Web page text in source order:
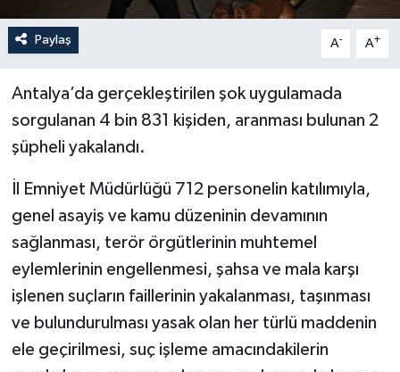
Paylaş A- A+
Antalya’da gerçekleştirilen şok uygulamada
sorgulanan 4 bin 831 kişiden, aranması bulunan 2
şüpheli yakalandı.
İl Emniyet Müdürlüğü 712 personelin katılımıyla,
genel asayiş ve kamu düzeninin devamının
sağlanması, terör örgütlerinin muhtemel
eylemlerinin engellenmesi, şahsa ve mala karşı
işlenen suçların faillerinin yakalanması, taşınması
ve bulundurulması yasak olan her türlü maddenin
ele geçirilmesi, suç işleme amacındakilerin